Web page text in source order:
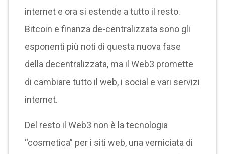
internet e ora si estende a tutto il resto.
Bitcoin e finanza de-centralizzata sono gli
esponenti più noti di questa nuova fase
della decentralizzata, ma il Web3 promette
di cambiare tutto il web, i social e vari servizi
internet.
Del resto il Web3 non è la tecnologia
“cosmetica” per i siti web, una verniciata di